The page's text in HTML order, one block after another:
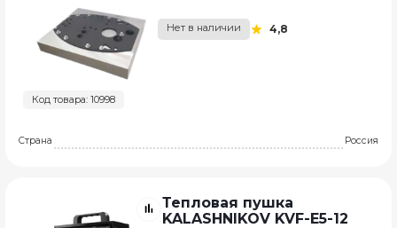
Код товара: 10998
Нет в наличии 4,8
Страна Россия
Тепловая пушка
KALASHNIKOV KVF-E5-12